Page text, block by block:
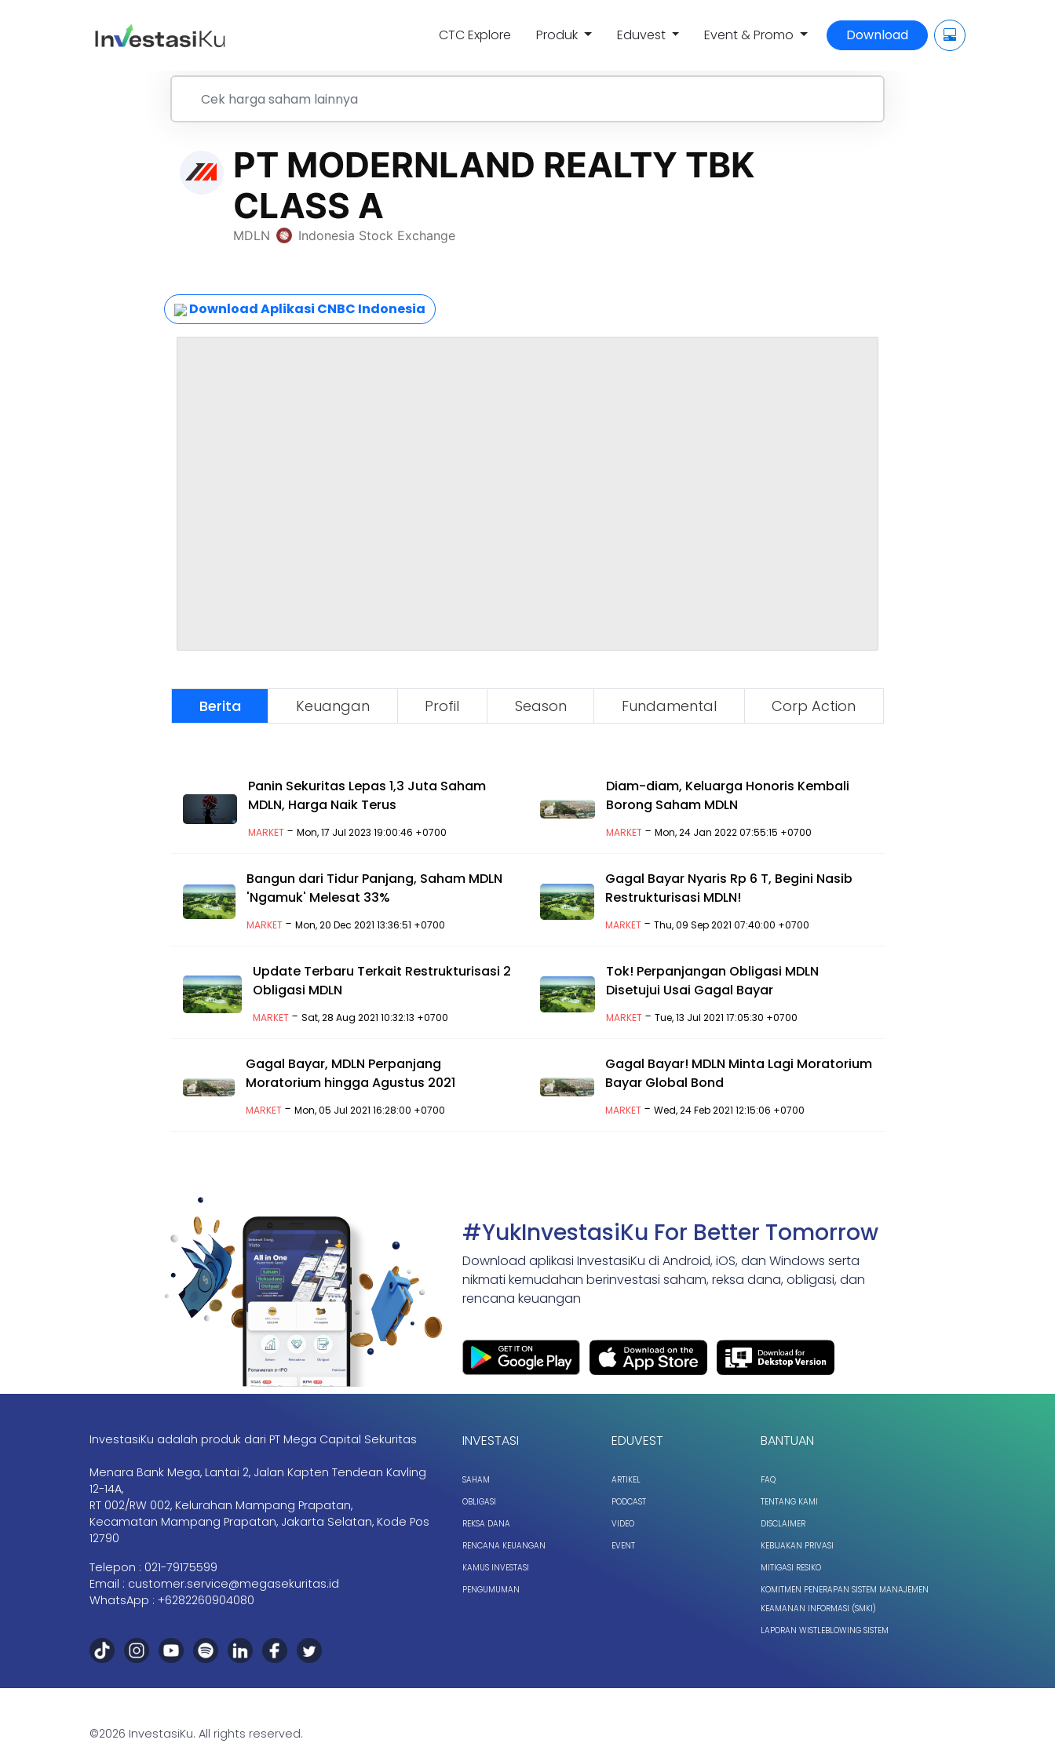
CTC Explore Produk Eduvest Event & Promo Download
Download Aplikasi CNBC Indonesia
Berita Keuangan Profil Season Fundamental Corp Action
Panin Sekuritas Lepas 1,3 Juta Saham
MDLN, Harga Naik Terus
MARKET- Mon, 17 Jul 2023 19:00:46 +0700
Diam-diam, Keluarga Honoris Kembali
Borong Saham MDLN
MARKET -Mon, 24 Jan 2022 07:55:15 +0700
Bangun dari Tidur Panjang, Saham MDLN
'Ngamuk' Melesat 33%
MARKET- Mon, 20 Dec 2021 13:36:51 +0700
Gagal Bayar Nyaris Rp 6 T, Begini Nasib
Restrukturisasi MDLN!
MARKET -Thu, 09 Sep 2021 07:40:00 +0700
Update Terbaru Terkait Restrukturisasi 2
Obligasi MDLN
MARKET- Sat, 28 Aug 2021 10:32:13 +0700
Tok! Perpanjangan Obligasi MDLN
Disetujui Usai Gagal Bayar
MARKET- Tue, 13 Jul 2021 17:05:30 +0700
Gagal Bayar, MDLN Perpanjang
Moratorium hingga Agustus 2021
MARKET- Mon, 05 Jul 2021 16:28:00 +0700
Gagal Bayar! MDLN Minta Lagi Moratorium
Bayar Global Bond
MARKET- Wed, 24 Feb 2021 12:15:06 +0700
#YukInvestasiKu For Better Tomorrow
Download aplikasi InvestasiKu di Android, iOS, dan Windows serta
nikmati kemudahan berinvestasi saham, reksa dana, obligasi, dan
rencana keuangan
InvestasiKu adalah produk dari PT Mega Capital Sekuritas
Menara Bank Mega, Lantai 2, Jalan Kapten Tendean Kavling
12-14A,
RT 002/RW 002, Kelurahan Mampang Prapatan,
Kecamatan Mampang Prapatan, Jakarta Selatan, Kode Pos
12790
Telepon : 021-79175599
Email : customer.service@megasekuritas.id
WhatsApp : +6282260904080
INVESTASI
SAHAM
OBLIGASI
REKSA DANA
RENCANA KEUANGAN
KAMUS INVESTASI
PENGUMUMAN
EDUVEST
ARTIKEL
PODCAST
VIDEO
EVENT
BANTUAN
FAQ
TENTANG KAMI
DISCLAIMER
KEBIJAKAN PRIVASI
MITIGASI RESIKO
KOMITMEN PENERAPAN SISTEM MANAJEMEN
KEAMANAN INFORMASI (SMKI)
LAPORAN WISTLEBLOWING SISTEM
©2026 InvestasiKu. All rights reserved.